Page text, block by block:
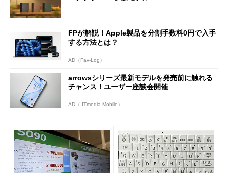
FPが解説！Apple製品を分割手数料0円で入手
する方法とは？
AD（Fav-Log）
arrowsシリーズ最新モデルを発売前に触れる
チャンス！ユーザー座談会開催
AD（ ITmedia Mobile）